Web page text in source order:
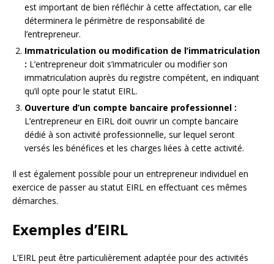
est important de bien réfléchir à cette affectation, car elle
déterminera le périmètre de responsabilité de
l’entrepreneur.
Immatriculation ou modification de l’immatriculation
: L’entrepreneur doit s’immatriculer ou modifier son
immatriculation auprès du registre compétent, en indiquant
qu’il opte pour le statut EIRL.
Ouverture d’un compte bancaire professionnel :
L’entrepreneur en EIRL doit ouvrir un compte bancaire
dédié à son activité professionnelle, sur lequel seront
versés les bénéfices et les charges liées à cette activité.
Il est également possible pour un entrepreneur individuel en
exercice de passer au statut EIRL en effectuant ces mêmes
démarches.
Exemples d’EIRL
L’EIRL peut être particulièrement adaptée pour des activités